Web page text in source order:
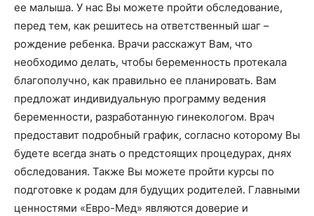
ее малыша. У нас Вы можете пройти обследование,
перед тем, как решитесь на ответственный шаг –
рождение ребенка. Врачи расскажут Вам, что
необходимо делать, чтобы беременность протекала
благополучно, как правильно ее планировать. Вам
предложат индивидуальную программу ведения
беременности, разработанную гинекологом. Врач
предоставит подробный график, согласно которому Вы
будете всегда знать о предстоящих процедурах, днях
обследования. Также Вы можете пройти курсы по
подготовке к родам для будущих родителей. Главными
ценностями «Евро-Мед» являются доверие и